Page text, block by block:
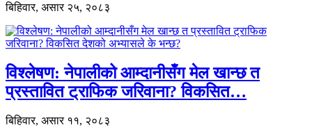
बिहिवार, असार २५, २०८३
विश्लेषण: नेपालीको आम्दानीसँग मेल खान्छ त
प्रस्तावित ट्राफिक जरिवाना? विकसित…
बिहिवार, असार ११, २०८३